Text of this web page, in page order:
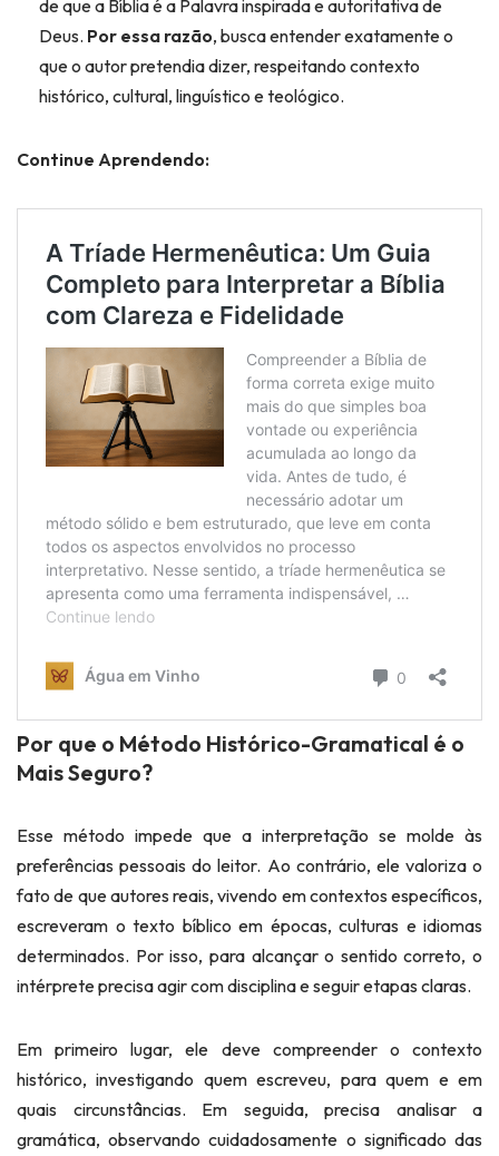
de que a Bíblia é a Palavra inspirada e autoritativa de
Deus. Por essa razão, busca entender exatamente o
que o autor pretendia dizer, respeitando contexto
histórico, cultural, linguístico e teológico.
Continue Aprendendo:
Por que o Método Histórico-Gramatical é o
Mais Seguro?
Esse método impede que a interpretação se molde às
preferências pessoais do leitor. Ao contrário, ele valoriza o
fato de que autores reais, vivendo em contextos específicos,
escreveram o texto bíblico em épocas, culturas e idiomas
determinados. Por isso, para alcançar o sentido correto, o
intérprete precisa agir com disciplina e seguir etapas claras.
Em primeiro lugar, ele deve compreender o contexto
histórico, investigando quem escreveu, para quem e em
quais circunstâncias. Em seguida, precisa analisar a
gramática, observando cuidadosamente o significado das